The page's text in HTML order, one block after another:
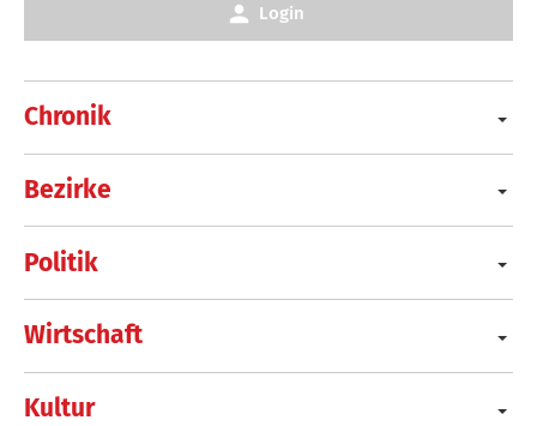
Chronik
Bezirke
Politik
Wirtschaft
Kultur
Login